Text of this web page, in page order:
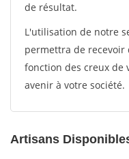
de résultat.
L'utilisation de notre
permettra de recevoir
fonction des creux de
avenir à votre société.
Artisans